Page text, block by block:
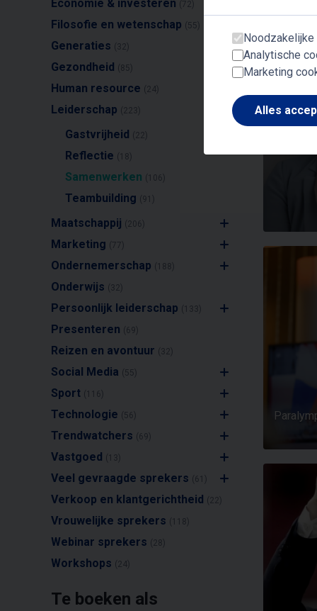
Economie & investeren (72)
Filosofie en wetenschap (55)
Generaties (32)
Gezondheid (85)
Human resource (24)
Leiderschap (223)
Gastvrijheid (22)
Reflectie (18)
Samenwerken (106)
Teambuilding (91)
Maatschappij (206)
Marketing (77)
Ondernemerschap (188)
Onderwijs (32)
Persoonlijk leiderschap (133)
Presenteren (69)
Reizen en avontuur (32)
Social Media (55)
Sport (116)
Technologie (56)
Trendwatchers (69)
Vastgoed (13)
Veel gevraagde sprekers (61)
Verkoop en klantgerichtheid (22)
Vrouwelijke sprekers (118)
Webinar sprekers (28)
Workshops (24)
Te boeken als
Analytische
Marketing
Alles